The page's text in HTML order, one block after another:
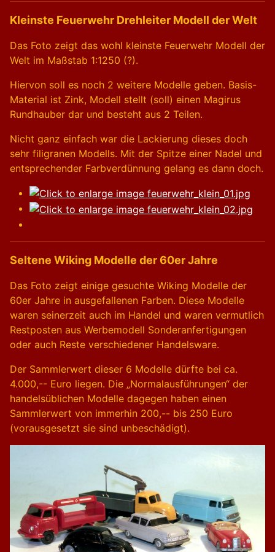
Kleinste Feuerwehr Drehleiter Modell der Welt
Das Foto zeigt das wohl kleinste Feuerwehr Modell der
Welt im Maßstab 1:1250 (?).
Hiervon soll es noch 2 weitere Modelle geben. Basis-
Material ist Zink, Modell stellt (soll) einen Magirus
Rundhauber dar und besteht aus 2 Teilen.
Nicht ganz einfach war die Lackierung dieses doch
sehr filigranen Modells. Mit der Spitze einer Nadel und
entsprechender Farbverdünnung gelang es dann doch.
Seltene Wiking Modelle der 60er Jahre
Das Foto zeigt einige gesuchte Wiking Modelle der
60er Jahre in ausgefallenen Farben. Diese Modelle
waren seinerzeit auch im Handel und waren vermutlich
Restposten aus Werbemodell Sonderanfertigungen
oder auch Reste verschiedener Handelsware.
Der Sammlerwert dieser 6 Modelle dürfte bei ca.
4.000,-- Euro liegen. Die „Normalausführungen“ der
handelsüblichen Modelle dagegen haben einen
Sammlerwert von immerhin 200,-- bis 250 Euro
(vorausgesetzt sie sind unbeschädigt).